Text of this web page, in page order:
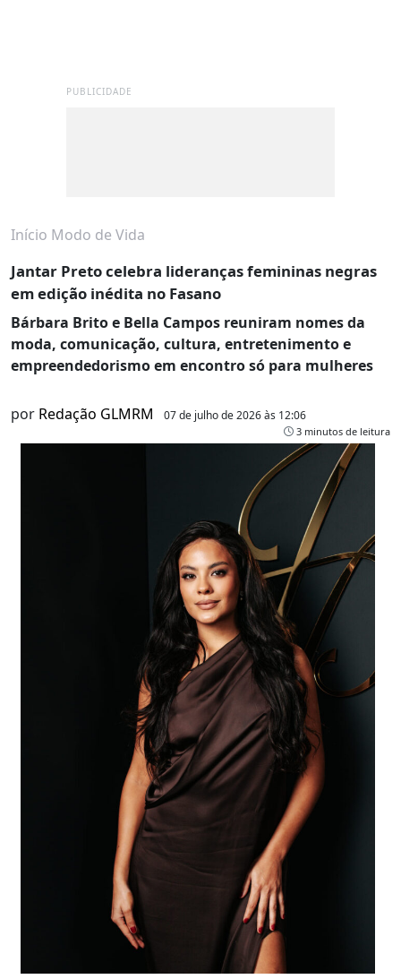
PUBLICIDADE
Início Modo de Vida
Jantar Preto celebra lideranças femininas negras
em edição inédita no Fasano
Bárbara Brito e Bella Campos reuniram nomes da
moda, comunicação, cultura, entretenimento e
empreendedorismo em encontro só para mulheres
por Redação GLMRM 07 de julho de 2026 às 12:06
3 minutos de leitura